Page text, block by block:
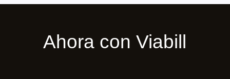
Ahora con Viabill